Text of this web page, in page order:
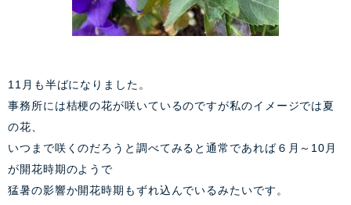
11月も半ばになりました。
事務所には桔梗の花が咲いているのですが私のイメージでは夏
の花、
いつまで咲くのだろうと調べてみると通常であれば６月～10月
が開花時期のようで
猛暑の影響か開花時期もずれ込んでいるみたいです。